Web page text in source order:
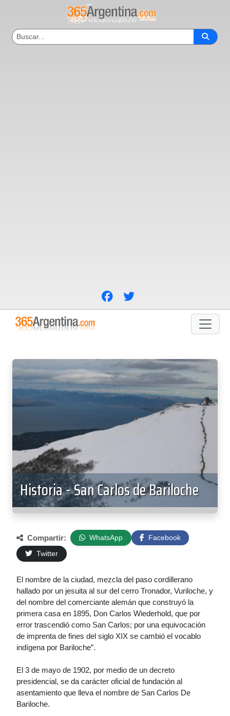
Historia - San Carlos de Bariloche
Compartir: WhatsApp
Facebook
Twitter
El nombre de la ciudad, mezcla del paso cordillerano
hallado por un jesuita al sur del cerro Tronador, Vuriloche, y
del nombre del comerciante alemán que construyó la
primera casa en 1895, Don Carlos Wiederhold, que por
error trascendió como San Carlos; por una equivocación
de imprenta de fines del siglo XIX se cambió el vocablo
indígena por Bariloche”.
El 3 de mayo de 1902, por medio de un decreto
presidencial, se da carácter oficial de fundación al
asentamiento que lleva el nombre de San Carlos De
Bariloche.